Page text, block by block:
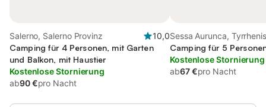
Salerno, Salerno Provinz
10,0
Camping für 4 Personen, mit Garten
und Balkon, mit Haustier
Kostenlose Stornierung
ab90 €pro Nacht
Sessa Aurunca,
Küste Kampanien
Camping für 5
Kostenlose Stornierung
ab67 €pro Nacht